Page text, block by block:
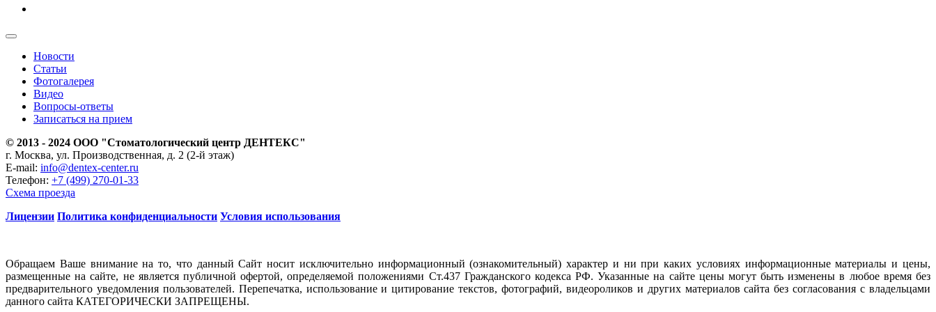
Новости
Статьи
Фотогалерея
Видео
Вопросы-ответы
Записаться на прием
© 2013 - 2024 ООО "Стоматологический центр ДЕНТЕКС"
г. Москва, ул. Производственная, д. 2 (2-й этаж)
E-mail: info@dentex-center.ru
Телефон: +7 (499) 270-01-33
Схема проезда
Лицензии Политика конфиденциальности Условия использования
Обращаем Ваше внимание на то, что данный Сайт носит исключительно информационный (ознакомительный) характер и ни при каких условиях информационные материалы и цены,
размещенные на сайте, не является публичной офертой, определяемой положениями Ст.437 Гражданского кодекса РФ. Указанные на сайте цены могут быть изменены в любое время без
предварительного уведомления пользователей. Перепечатка, использование и цитирование текстов, фотографий, видеороликов и других материалов сайта без согласования с владельцами
данного сайта КАТЕГОРИЧЕСКИ ЗАПРЕЩЕНЫ.